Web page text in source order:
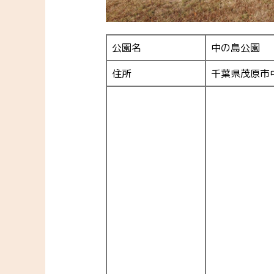
公園名
中の島公園
住所
千葉県茂原市